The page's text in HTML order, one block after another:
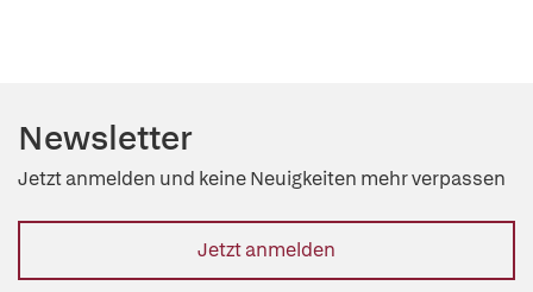
Newsletter
Jetzt anmelden und keine Neuigkeiten mehr verpassen
Jetzt anmelden